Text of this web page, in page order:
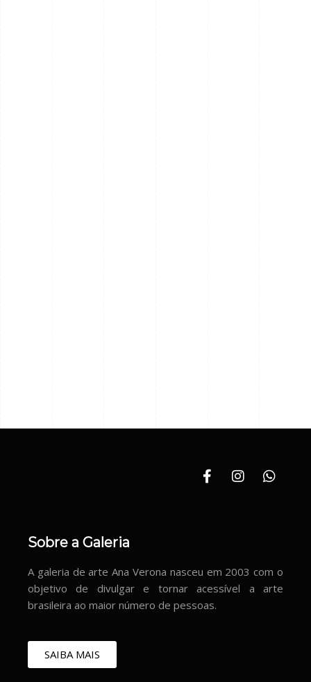
Sobre a Galeria
A galeria de arte Ana Verona nasceu em 2003 com o
objetivo de divulgar e tornar acessível a arte
brasileira ao maior número de pessoas.
SAIBA MAIS